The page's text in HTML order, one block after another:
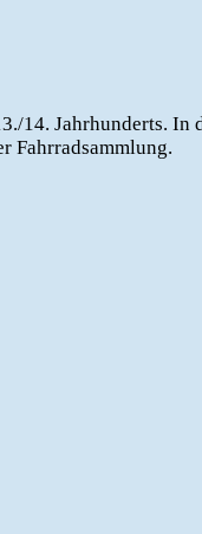
14. Jahrhunderts. In
Fahrradsammlung.